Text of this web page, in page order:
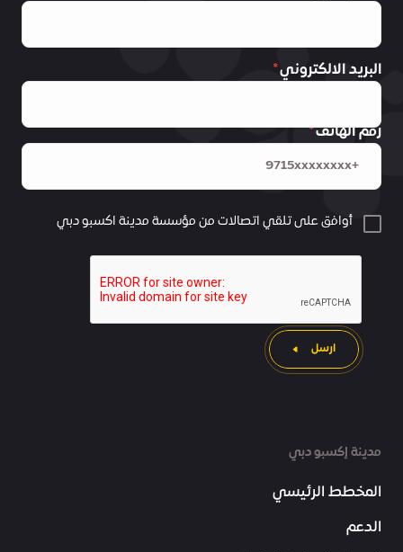
مدينة إكسبو دبي
المخطط الرئيسي
الدعم
البريد الالكتروني
رقم الهاتف
أوافق على تلقي اتصالات من مؤسسة مدينة اكسبو دبي
ارسل